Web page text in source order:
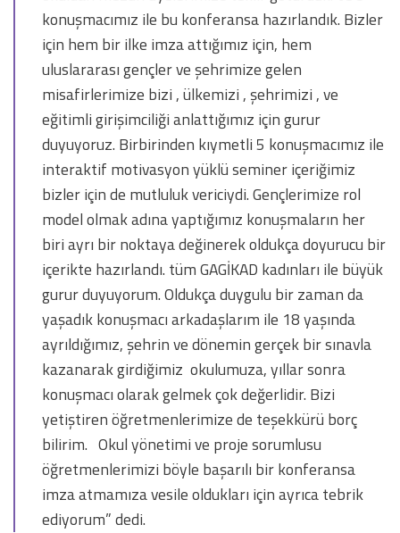
konuşmacımız ile bu konferansa hazırlandık. Bizler
için hem bir ilke imza attığımız için, hem
uluslararası gençler ve şehrimize gelen
misafirlerimize bizi , ülkemizi , şehrimizi , ve
eğitimli girişimciliği anlattığımız için gurur
duyuyoruz. Birbirinden kıymetli 5 konuşmacımız ile
interaktif motivasyon yüklü seminer içeriğimiz
bizler için de mutluluk vericiydi. Gençlerimize rol
model olmak adına yaptığımız konuşmaların her
biri ayrı bir noktaya değinerek oldukça doyurucu bir
içerikte hazırlandı. tüm GAGİKAD kadınları ile büyük
gurur duyuyorum. Oldukça duygulu bir zaman da
yaşadık konuşmacı arkadaşlarım ile 18 yaşında
ayrıldığımız, şehrin ve dönemin gerçek bir sınavla
kazanarak girdiğimiz okulumuza, yıllar sonra
konuşmacı olarak gelmek çok değerlidir. Bizi
yetiştiren öğretmenlerimize de teşekkürü borç
bilirim. Okul yönetimi ve proje sorumlusu
öğretmenlerimizi böyle başarılı bir konferansa
imza atmamıza vesile oldukları için ayrıca tebrik
ediyorum” dedi.